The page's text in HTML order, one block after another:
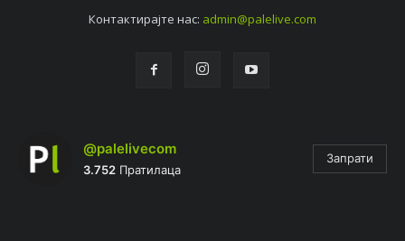
Контактирајтe нас: admin@palelive.com
@palelivecom
3.752 Пратилаца
Запрати